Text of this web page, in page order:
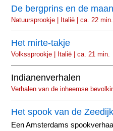
De bergprins en de
Natuursprookje | Italië | ca. 22 min.
Het mirte-takje
Volkssprookje | Italië | ca. 21 min.
Indianenverhalen
Verhalen van de inheemse
Het spook van de Zeedijk
Een Amsterdams